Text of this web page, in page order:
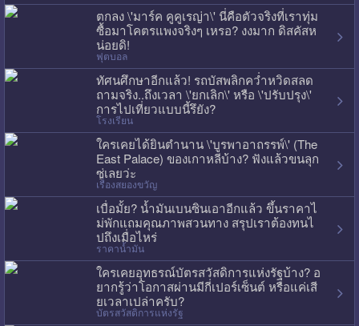
ตกลง \'มาร์ค คูคูเรญ่า\' นี่คือตัวจริงที่เราทุ่ม
ซื้อมาโคตรแพงจริงๆ เหรอ? งงมาก ดิสคัสห
น่อยดิ!
ฟุตบอล
ทัศนศึกษาอีกแล้ว! รถบัสพลิกคว่ำหวิดสลด
ถามจริง..ถึงเวลา \'ยกเลิก\' หรือ \'ปรับปรุง\'
การไปเที่ยวแบบนี้รึยัง?
โรงเรียน
ใครเคยได้ยินตำนาน \'บูรพาอาถรรพ์\' (The
East Palace) ของเกาหลีบ้าง? ฟังแล้วขนลุก
ซู่เลยว่ะ
เรื่องสยองขวัญ
เบื่อมั้ย? น้ำมันเบนซินเอาอีกแล้ว ขึ้นราคาไ
ม่พักแถมคุณภาพสวนทาง สรุปเราต้องทนไ
ปถึงเมื่อไหร่
ราคาน้ำมัน
ใครเคยอุทธรณ์บัตรสวัสดิการแห่งรัฐบ้าง? อ
ยากรู้ว่าโอกาสผ่านมีกี่เปอร์เซ็นต์ หรือแค่เสี
ยเวลาเปล่าครับ?
บัตรสวัสดิการแห่งรัฐ